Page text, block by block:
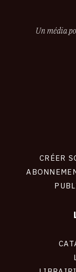
Un média
CRÉER